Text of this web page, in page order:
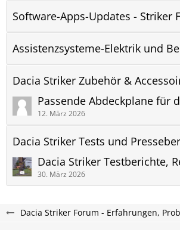
Software-Apps-Updates - Striker
12. März 2026
30. März 2026